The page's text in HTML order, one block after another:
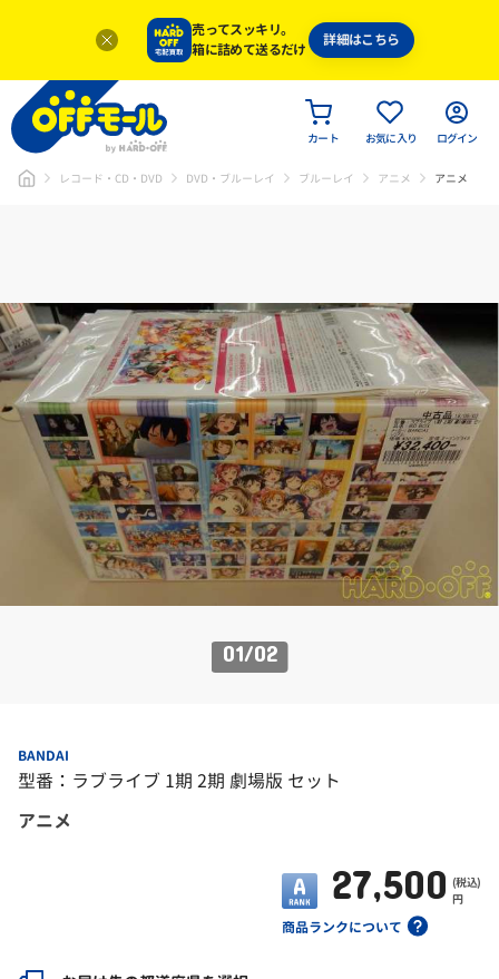
売ってスッキリ。
箱に詰めて送るだけ
詳細はこちら
カート お気に入り ログイン
レコード・CD・DVD DVD・ブルーレイ ブルーレイ アニメ アニメ
01/02
BANDAI
型番：ラブライブ 1期 2期 劇場版 セット
アニメ
商品ランクについて
27,500 (税込)
円